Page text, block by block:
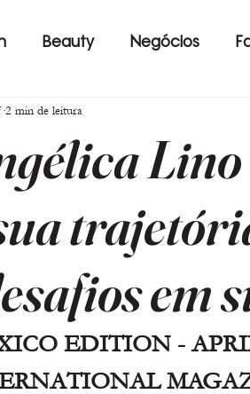
Beauty Negócios
em
2 min de leitura
EDITION -